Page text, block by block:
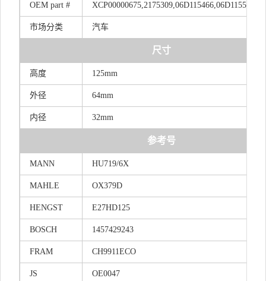
OEM part #
市场分类 汽车
尺寸
高度 125mm
外径 64mm
内径 32mm
参考号
MANN HU719/6X
MAHLE OX379D
HENGST E27HD125
BOSCH 1457429243
FRAM CH9911ECO
JS OE0047